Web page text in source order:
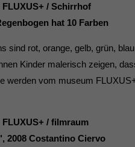
FLUXUS+ / Schirrhof
hat 10 Farben
sind rot, orange, gelb, grün,
Kinder malerisch zeigen,
werden vom museum
FLUXUS+ / filmraum
2008 Costantino Ciervo